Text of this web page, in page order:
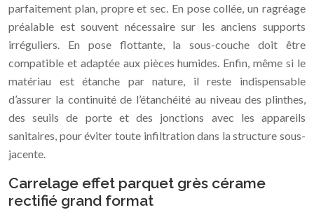
parfaitement plan, propre et sec. En pose collée, un ragréage
préalable est souvent nécessaire sur les anciens supports
irréguliers. En pose flottante, la sous-couche doit être
compatible et adaptée aux pièces humides. Enfin, même si le
matériau est étanche par nature, il reste indispensable
d’assurer la continuité de l’étanchéité au niveau des plinthes,
des seuils de porte et des jonctions avec les appareils
sanitaires, pour éviter toute infiltration dans la structure sous-
jacente.
Carrelage effet parquet grès cérame
rectifié grand format